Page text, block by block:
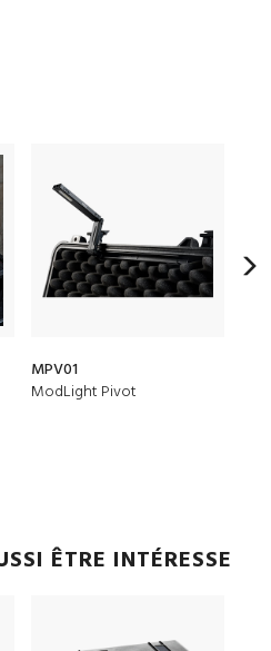
MPV01
ModLight Pivot
ÊTRE INTÉRESSE